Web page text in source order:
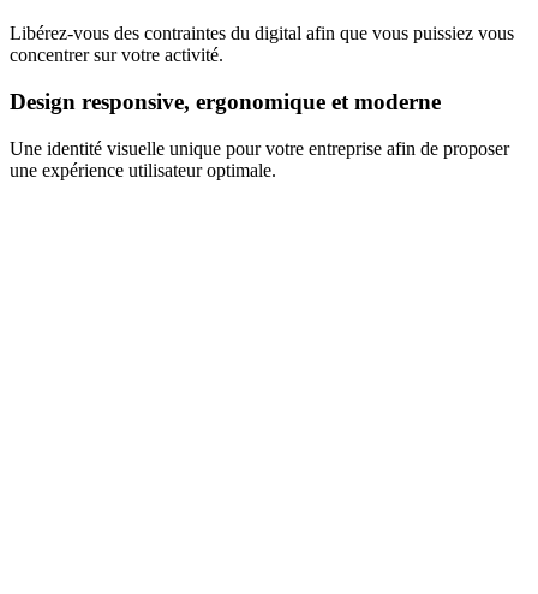
Libérez-vous des contraintes du digital afin que vous puissiez vous
concentrer sur votre activité.
Design responsive, ergonomique et moderne
Une identité visuelle unique pour votre entreprise afin de proposer
une expérience utilisateur optimale.